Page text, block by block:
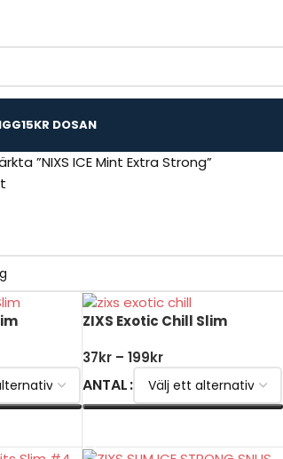
15KR DOSAN
”NIXS ICE Mint Extra Strong”
ZIXS Exotic Chill Slim
37kr – 199kr
ANTAL